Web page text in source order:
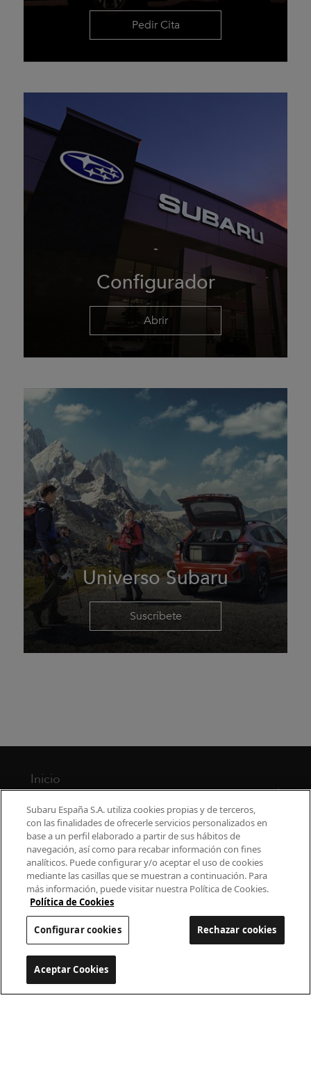
Pedir Cita
Configurador
Abrir
Universo Subaru
Suscríbete
Inicio
Modelos
¿Por qué Subaru?
Finance
Propietarios
Contacto
Universo Subaru
900 440 044
Subaru España S.A. utiliza cookies propias y de terceros,
con las finalidades de ofrecerle servicios personalizados en
base a un perfil elaborado a partir de sus hábitos de
navegación, así como para recabar información con fines
analíticos. Puede configurar y/o aceptar el uso de cookies
mediante las casillas que se muestran a continuación. Para
más información, puede visitar nuestra Política de Cookies.
Política de Cookies
Configurar cookies Rechazar cookies
Aceptar Cookies